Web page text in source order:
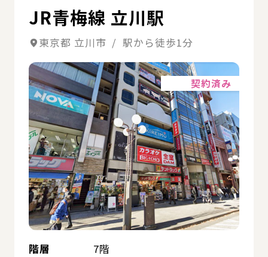
JR青梅線 立川駅
東京都 立川市 / 駅から徒歩1分
契約済み
階層
7階